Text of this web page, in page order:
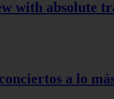
with absolute
a lo